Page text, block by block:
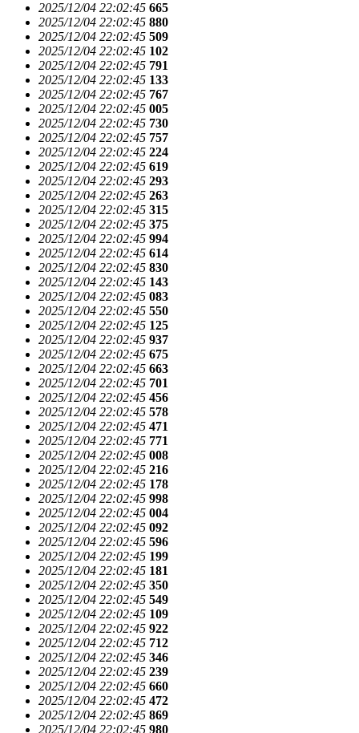
2025/12/04 22:02:45 665
2025/12/04 22:02:45 880
2025/12/04 22:02:45 509
2025/12/04 22:02:45 102
2025/12/04 22:02:45 791
2025/12/04 22:02:45 133
2025/12/04 22:02:45 767
2025/12/04 22:02:45 005
2025/12/04 22:02:45 730
2025/12/04 22:02:45 757
2025/12/04 22:02:45 224
2025/12/04 22:02:45 619
2025/12/04 22:02:45 293
2025/12/04 22:02:45 263
2025/12/04 22:02:45 315
2025/12/04 22:02:45 375
2025/12/04 22:02:45 994
2025/12/04 22:02:45 614
2025/12/04 22:02:45 830
2025/12/04 22:02:45 143
2025/12/04 22:02:45 083
2025/12/04 22:02:45 550
2025/12/04 22:02:45 125
2025/12/04 22:02:45 937
2025/12/04 22:02:45 675
2025/12/04 22:02:45 663
2025/12/04 22:02:45 701
2025/12/04 22:02:45 456
2025/12/04 22:02:45 578
2025/12/04 22:02:45 471
2025/12/04 22:02:45 771
2025/12/04 22:02:45 008
2025/12/04 22:02:45 216
2025/12/04 22:02:45 178
2025/12/04 22:02:45 998
2025/12/04 22:02:45 004
2025/12/04 22:02:45 092
2025/12/04 22:02:45 596
2025/12/04 22:02:45 199
2025/12/04 22:02:45 181
2025/12/04 22:02:45 350
2025/12/04 22:02:45 549
2025/12/04 22:02:45 109
2025/12/04 22:02:45 922
2025/12/04 22:02:45 712
2025/12/04 22:02:45 346
2025/12/04 22:02:45 239
2025/12/04 22:02:45 660
2025/12/04 22:02:45 472
2025/12/04 22:02:45 869
2025/12/04 22:02:45 980